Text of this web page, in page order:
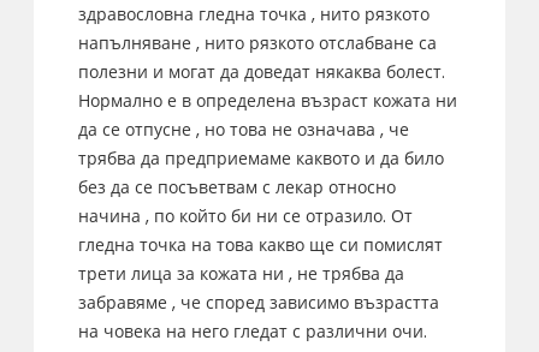
здравословна гледна точка , нито рязкото
напълняване , нито рязкото отслабване са
полезни и могат да доведат някаква болест.
Нормално е в определена възраст кожата ни
да се отпусне , но това не означава , че
трябва да предприемаме каквото и да било
без да се посъветвам с лекар относно
начина , по който би ни се отразило. От
гледна точка на това какво ще си помислят
трети лица за кожата ни , не трябва да
забравяме , че според зависимо възрастта
на човека на него гледат с различни очи.